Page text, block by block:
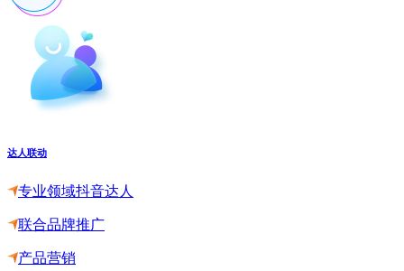
达人联动
专业领域抖音达人
联合品牌推广
产品营销